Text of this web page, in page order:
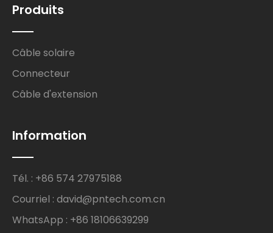
Produits
Câble solaire
Connecteur
Câble d'extension
Information
Tél. : +86 574 27975188
Courriel : david@pntech.com.cn
WhatsApp : +86 18106639299